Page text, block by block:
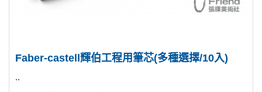
Faber-castell輝伯工程用筆芯(多種選擇/10入)
..